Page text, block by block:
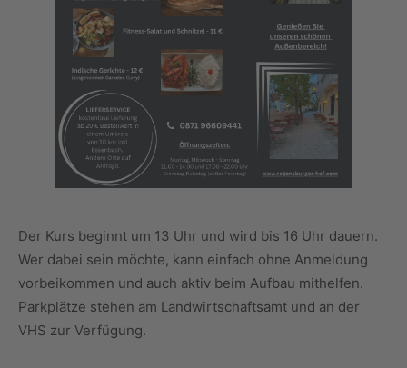
Der Kurs beginnt um 13 Uhr und wird bis 16 Uhr dauern.
Wer dabei sein möchte, kann einfach ohne Anmeldung
vorbeikommen und auch aktiv beim Aufbau mithelfen.
Parkplätze stehen am Landwirtschaftsamt und an der
VHS zur Verfügung.